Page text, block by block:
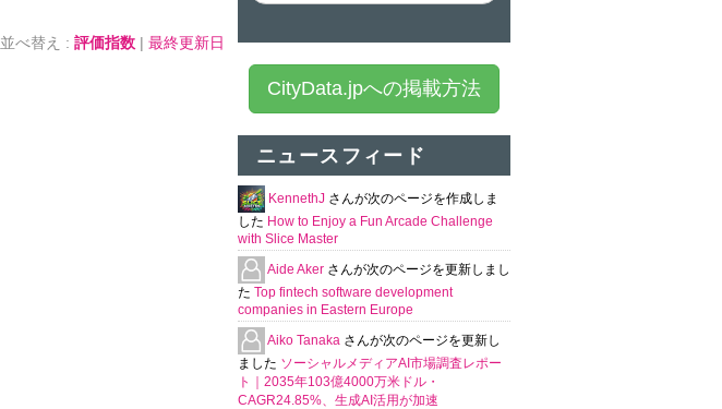
並べ替え : 評価指数 | 最終更新日
CityData.jpへの掲載方法
ニュースフィード
KennethJ さんが次のページを作成しま
した How to Enjoy a Fun Arcade Challenge
with Slice Master
Aide Aker さんが次のページを更新しまし
た Top fintech software development
companies in Eastern Europe
Aiko Tanaka さんが次のページを更新し
ました ソーシャルメディアAI市場調査レポー
ト｜2035年103億4000万米ドル・
CAGR24.85%、生成AI活用が加速